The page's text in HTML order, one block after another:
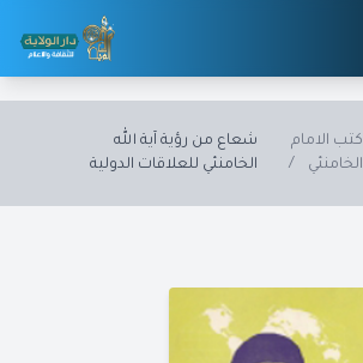
كتب الامام
الخامنئي
/
شعاع من رؤية آية الله
الخامنئي للعلاقات الدولية